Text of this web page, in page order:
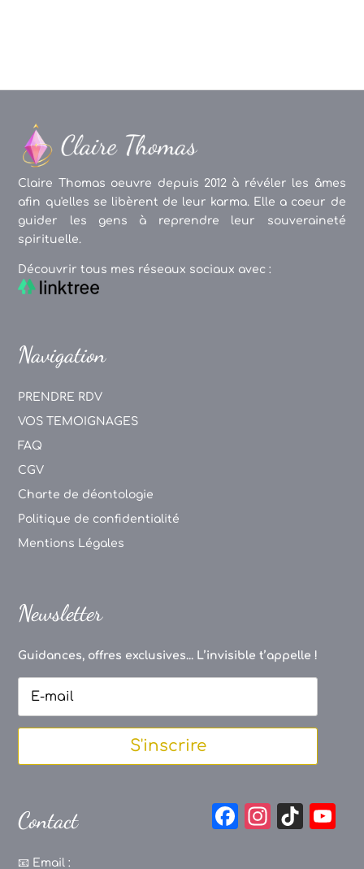
Claire Thomas oeuvre depuis 2012 à révéler les âmes
afin qu'elles se libèrent de leur karma. Elle a coeur de
guider les gens à reprendre leur souveraineté
spirituelle.
Découvrir tous mes réseaux sociaux avec :
Navigation
PRENDRE RDV
VOS TEMOIGNAGES
FAQ
CGV
Charte de déontologie
Politique de confidentialité
Mentions Légales
Newsletter
Guidances, offres exclusives... L’invisible t’appelle !
S'inscrire
Contact
📧 Email :
F
In Ti